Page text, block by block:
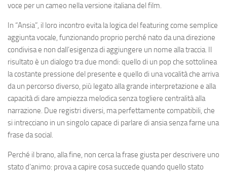
voce per un cameo nella versione italiana del film.
In “Ansia”, il loro incontro evita la logica del featuring come semplice
aggiunta vocale, funzionando proprio perché nato da una direzione
condivisa e non dall’esigenza di aggiungere un nome alla traccia. Il
risultato è un dialogo tra due mondi: quello di un pop che sottolinea
la costante pressione del presente e quello di una vocalità che arriva
da un percorso diverso, più legato alla grande interpretazione e alla
capacità di dare ampiezza melodica senza togliere centralità alla
narrazione. Due registri diversi, ma perfettamente compatibili, che
si intrecciano in un singolo capace di parlare di ansia senza farne una
frase da social.
Perché il brano, alla fine, non cerca la frase giusta per descrivere uno
stato d’animo: prova a capire cosa succede quando quello stato